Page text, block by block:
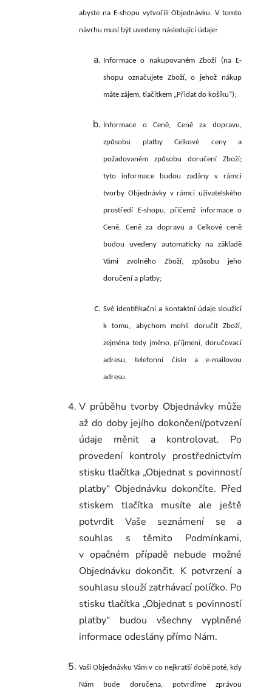
abyste na E-shopu vytvořili Objednávku. V tomto
návrhu musí být uvedeny následující údaje:
Informace o nakupovaném Zboží (na E-
shopu označujete Zboží, o jehož nákup
máte zájem, tlačítkem „Přidat do košíku“);
Informace o Ceně, Ceně za dopravu,
způsobu platby Celkové ceny a
požadovaném způsobu doručení Zboží;
tyto informace budou zadány v rámci
tvorby Objednávky v rámci uživatelského
prostředí E-shopu, přičemž informace o
Ceně, Ceně za dopravu a Celkové ceně
budou uvedeny automaticky na základě
Vámi zvolného Zboží, způsobu jeho
doručení a platby;
Své identifikační a kontaktní údaje sloužící
k tomu, abychom mohli doručit Zboží,
zejména tedy jméno, příjmení, doručovací
adresu, telefonní číslo a e-mailovou
adresu.
V průběhu tvorby Objednávky může
až do doby jejího dokončení/potvzení
údaje měnit a kontrolovat. Po
provedení kontroly prostřednictvím
stisku tlačítka „Objednat s povinností
platby“ Objednávku dokončíte. Před
stiskem tlačítka musíte ale ještě
potvrdit Vaše seznámení se a
souhlas s těmito Podmínkami,
v opačném případě nebude možné
Objednávku dokončit. K potvrzení a
souhlasu slouží zatrhávací políčko. Po
stisku tlačítka „Objednat s povinností
platby“ budou všechny vyplněné
informace odeslány přímo Nám.
Vaši Objednávku Vám v co nejkratší době poté, kdy
Nám bude doručena, potvrdíme zprávou